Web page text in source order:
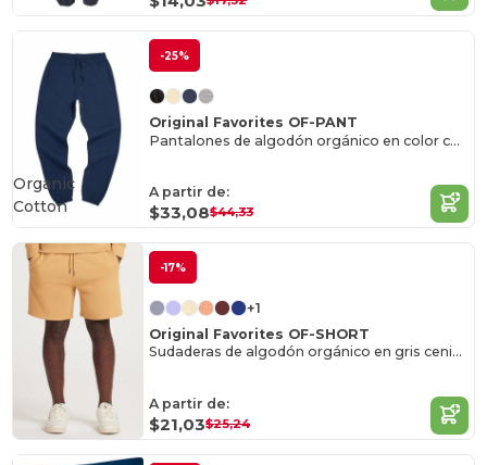
-25%
Original Favorites OF-PANT
Pantalones de algodón orgánico en color ceniza Heather
A partir de:
$33,08$44,33
Organic
Cotton
-17%
+1
Original Favorites OF-SHORT
Sudaderas de algodón orgánico en gris ceniza
A partir de:
$21,03$25,24